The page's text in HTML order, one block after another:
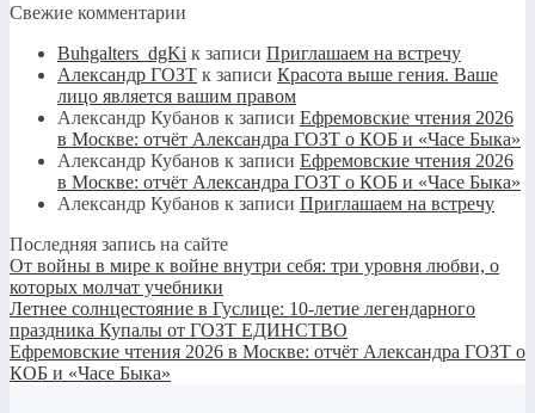
Свежие комментарии
Buhgalters_dgKi к записи Приглашаем на встречу
Александр ГОЗТ к записи Красота выше гения. Ваше
лицо является вашим правом
Александр Кубанов к записи Ефремовские чтения 2026
в Москве: отчёт Александра ГОЗТ о КОБ и «Часе Быка»
Александр Кубанов к записи Ефремовские чтения 2026
в Москве: отчёт Александра ГОЗТ о КОБ и «Часе Быка»
Александр Кубанов к записи Приглашаем на встречу
Последняя запись на сайте
От войны в мире к войне внутри себя: три уровня любви, о
которых молчат учебники
Летнее солнцестояние в Гуслице: 10-летие легендарного
праздника Купалы от ГОЗТ ЕДИНСТВО
Ефремовские чтения 2026 в Москве: отчёт Александра ГОЗТ о
КОБ и «Часе Быка»